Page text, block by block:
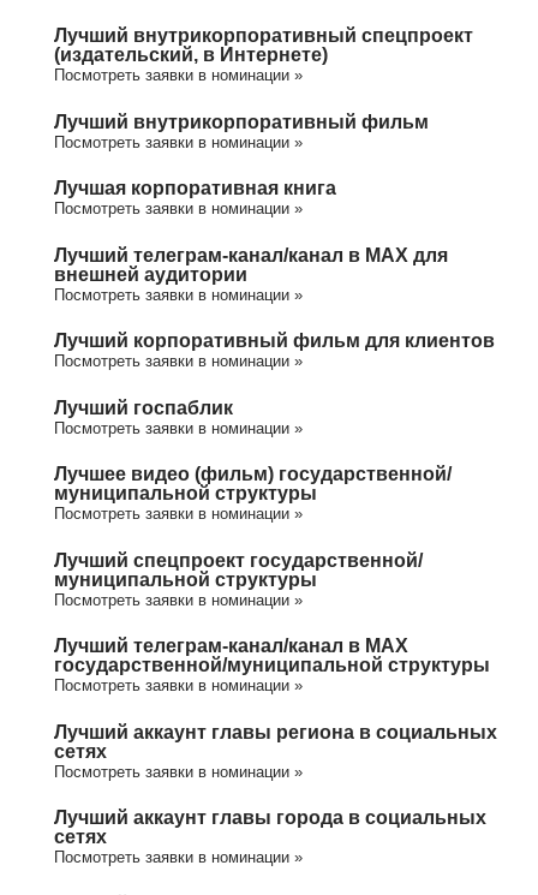
Лучший внутрикорпоративный спецпроект
(издательский, в Интернете)
Посмотреть заявки в номинации »
Лучший внутрикорпоративный фильм
Посмотреть заявки в номинации »
Лучшая корпоративная книга
Посмотреть заявки в номинации »
Лучший телеграм-канал/канал в МАХ для
внешней аудитории
Посмотреть заявки в номинации »
Лучший корпоративный фильм для клиентов
Посмотреть заявки в номинации »
Лучший госпаблик
Посмотреть заявки в номинации »
Лучшее видео (фильм) государственной/
муниципальной структуры
Посмотреть заявки в номинации »
Лучший спецпроект государственной/
муниципальной структуры
Посмотреть заявки в номинации »
Лучший телеграм-канал/канал в МАХ
государственной/муниципальной структуры
Посмотреть заявки в номинации »
Лучший аккаунт главы региона в социальных
сетях
Посмотреть заявки в номинации »
Лучший аккаунт главы города в социальных
сетях
Посмотреть заявки в номинации »